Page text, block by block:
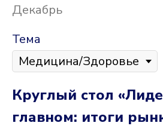
Декабрь
Тема
Круглый стол
главном: итоги